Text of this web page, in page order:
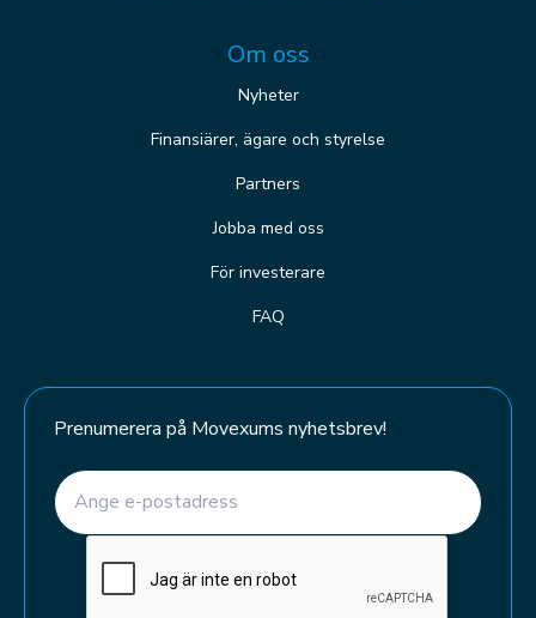
Om oss
Nyheter
Finansiärer, ägare och styrelse
Partners
Jobba med oss
För investerare
FAQ
Prenumerera på Movexums nyhetsbrev!
E-post